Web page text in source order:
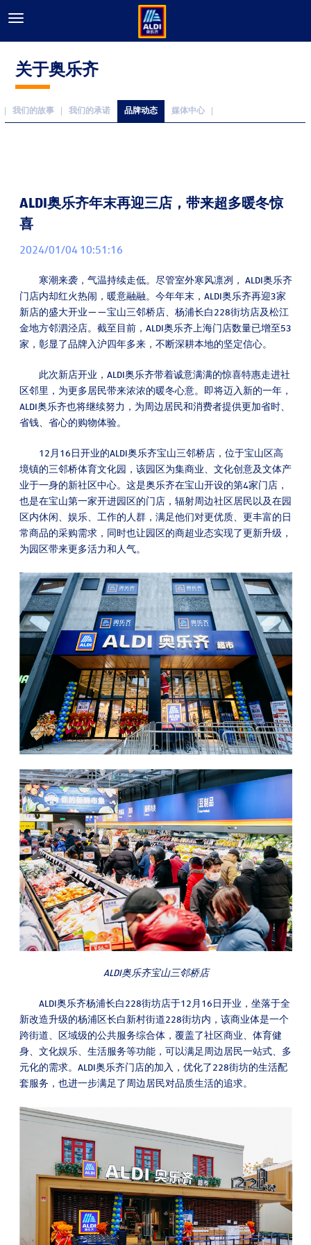
关于奥乐齐
我们的故事 我们的承诺 品牌动态 媒体中心
ALDI奥乐齐年末再迎三店，带来超多暖冬惊
喜
2024/01/04 10:51:16
寒潮来袭，气温持续走低。尽管室外寒风凛冽， ALDI奥乐齐
门店内却红火热闹，暖意融融。今年年末，ALDI奥乐齐再迎3家
新店的盛大开业——宝山三邻桥店、杨浦长白228街坊店及松江
金地方邻泗泾店。截至目前，ALDI奥乐齐上海门店数量已增至53
家，彰显了品牌入沪四年多来，不断深耕本地的坚定信心。
此次新店开业，ALDI奥乐齐带着诚意满满的惊喜特惠走进社
区邻里，为更多居民带来浓浓的暖冬心意。即将迈入新的一年，
ALDI奥乐齐也将继续努力，为周边居民和消费者提供更加省时、
省钱、省心的购物体验。
12月16日开业的ALDI奥乐齐宝山三邻桥店，位于宝山区高
境镇的三邻桥体育文化园，该园区为集商业、文化创意及文体产
业于一身的新社区中心。这是奥乐齐在宝山开设的第4家门店，
也是在宝山第一家开进园区的门店，辐射周边社区居民以及在园
区内休闲、娱乐、工作的人群，满足他们对更优质、更丰富的日
常商品的采购需求，同时也让园区的商超业态实现了更新升级，
为园区带来更多活力和人气。
ALDI奥乐齐宝山三邻桥店
ALDI奥乐齐杨浦长白228街坊店于12月16日开业，坐落于全
新改造升级的杨浦区长白新村街道228街坊内，该商业体是一个
跨街道、区域级的公共服务综合体，覆盖了社区商业、体育健
身、文化娱乐、生活服务等功能，可以满足周边居民一站式、多
元化的需求。ALDI奥乐齐门店的加入，优化了228街坊的生活配
套服务，也进一步满足了周边居民对品质生活的追求。